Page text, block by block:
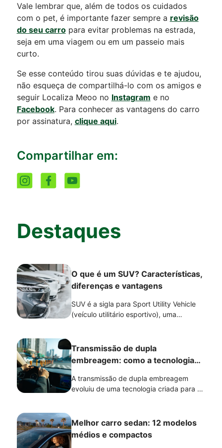
Vale lembrar que, além de todos os cuidados
com o pet, é importante fazer sempre a revisão
do seu carropara evitar problemas na estrada,
seja em uma viagem ou em um passeio mais
curto.
Se esse conteúdo tirou suas dúvidas e te ajudou,
não esqueça de compartilhá-lo com os amigos e
seguir Localiza Meoo no Instagram e no
Facebook. Para conhecer as vantagens do carro
por assinatura, clique aqui.
Compartilhar em:
Destaques
O que é um SUV? Características,
diferenças e vantagens
SUV é a sigla para Sport Utility Vehicle
(veículo utilitário esportivo), uma
relação ao solo, espaço interno e
versatilidade.
Transmissão de dupla
embreagem: como a tecnologia
evoluiu?
A transmissão de dupla embreagem
evoluiu de uma tecnologia criada para o
modernos. Com avanços na eletrônica e
nos componentes mecânicos, ela passou
a oferecer trocas de marcha mais
Melhor carro sedan: 12 modelos
médios e compactos